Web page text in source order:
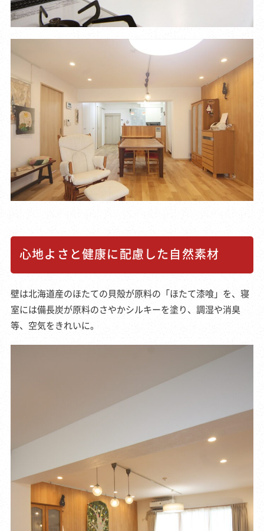
心地よさと健康に配慮した自然素材
壁は北海道産のほたての貝殻が原料の「ほたて漆喰」を、寝
室には備長炭が原料のさやかシルキーを塗り、調湿や消臭
等、空気をきれいに。